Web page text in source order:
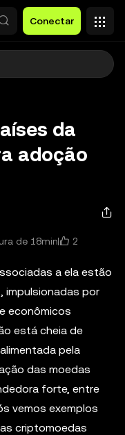
Conectar
da
adoção
de 18min 2
a ela estão
impulsionadas por
econômicos
está cheia de
pela
das moedas
forte, entre
vemos exemplos
criptomoedas